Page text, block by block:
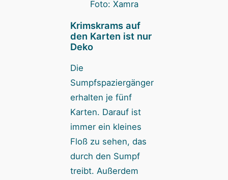
Foto: Xamra
Krimskrams auf
den Karten ist nur
Deko
Die
Sumpfspaziergänger
erhalten je fünf
Karten. Darauf ist
immer ein kleines
Floß zu sehen, das
durch den Sumpf
treibt. Außerdem